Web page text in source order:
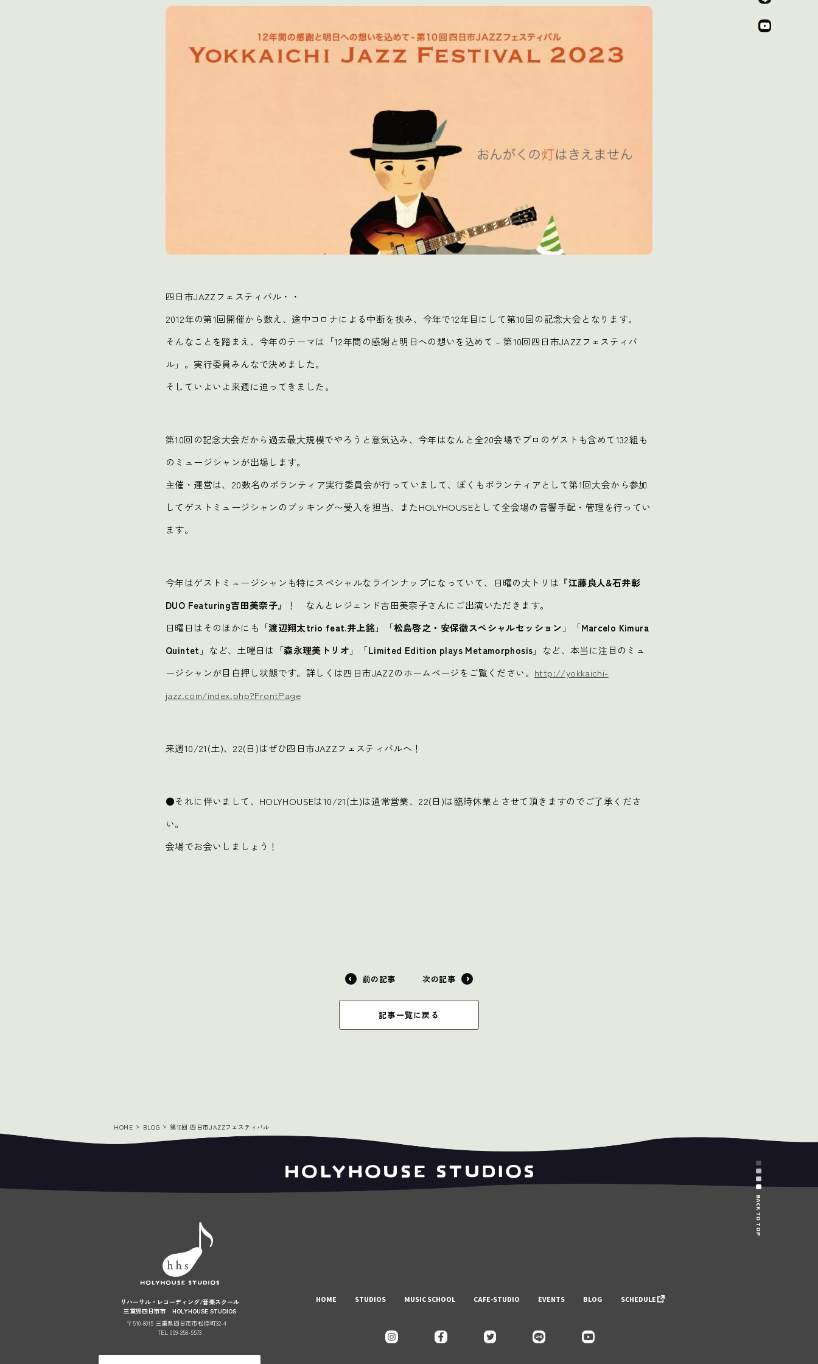
四日市JAZZフェスティバル・・
2012年の第1回開催から数え、途中コロナによる中断を挟み、今年で12年目にして第10回の記念大会となります。
そんなことを踏まえ、今年のテーマは「12年間の感謝と明日への想いを込めて – 第10回四日市JAZZフェスティバ
ル」。実行委員みんなで決めました。
そしていよいよ来週に迫ってきました。
第10回の記念大会だから過去最大規模でやろうと意気込み、今年はなんと全20会場でプロのゲストも含めて132組も
のミュージシャンが出場します。
主催・運営は、20数名のボランティア実行委員会が行っていまして、ぼくもボランティアとして第1回大会から参加
してゲストミュージシャンのブッキング〜受入を担当、またHOLYHOUSEとして全会場の音響手配・管理を行ってい
ます。
今年はゲストミュージシャンも特にスペシャルなラインナップになっていて、日曜の大トリは『江藤良人&石井彰
DUO Featuring吉田美奈子』！ なんとレジェンド吉田美奈子さんにご出演いただきます。
日曜日はそのほかにも「渡辺翔太trio feat.井上銘 」「松島啓之・安保徹スペシャルセッション 」「Marcelo Kimura
Quintet 」など、土曜日は「森永理美トリオ 」「Limited Edition plays Metamorphosis」など、本当に注目のミュ
ージシャンが目白押し状態です。詳しくは四日市JAZZのホームページをご覧ください。 http://yokkaichi-
jazz.com/index.php?FrontPage
来週10/21(土)、22(日)はぜひ四日市JAZZフェスティバルへ！
●それに伴いまして、HOLYHOUSEは10/21(土)は通常営業、22(日)は臨時休業とさせて頂きますのでご了承くださ
い。
会場でお会いしましょう！
前の記事
記事一覧に戻る
次の記事
HOME BLOG 第10回 四日市JAZZフェスティバル
BACK TO TOP
リハーサル・レコーディング/音楽スクール
三重県四日市市 HOLYHOUSE STUDIOS
〒510-8015 三重県四日市市松原町32-4
TEL 059-358-5573
HOME STUDIOS MUSIC SCHOOL CAFE-STUDIO EVENTS BLOG SCHEDULE